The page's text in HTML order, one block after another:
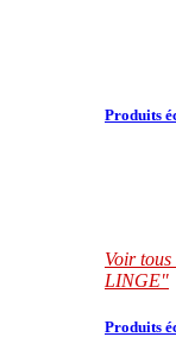
Produits
Voir
LINGE"
Produits